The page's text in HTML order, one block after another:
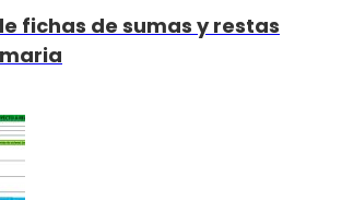
fichas de sumas y restas